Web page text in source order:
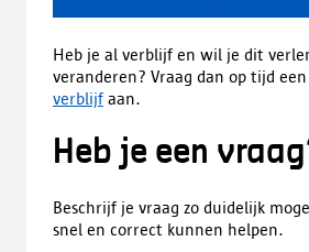
Heb je al verblijf en wil je dit
veranderen? Vraag dan op tijd een
verblijfaan.
Heb je een
Beschrijf je vraag zo duidelijk
snel en correct kunnen helpen.